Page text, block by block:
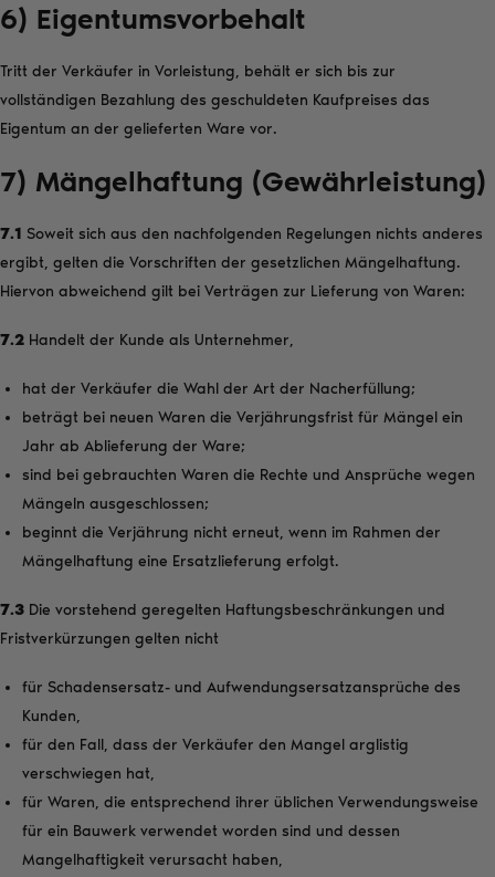
6) Eigentumsvorbehalt
Tritt der Verkäufer in Vorleistung, behält er sich bis zur
vollständigen Bezahlung des geschuldeten Kaufpreises das
Eigentum an der gelieferten Ware vor.
7) Mängelhaftung (Gewährleistung)
7.1 Soweit sich aus den nachfolgenden Regelungen nichts anderes
ergibt, gelten die Vorschriften der gesetzlichen Mängelhaftung.
Hiervon abweichend gilt bei Verträgen zur Lieferung von Waren:
7.2 Handelt der Kunde als Unternehmer,
hat der Verkäufer die Wahl der Art der Nacherfüllung;
beträgt bei neuen Waren die Verjährungsfrist für Mängel ein
Jahr ab Ablieferung der Ware;
sind bei gebrauchten Waren die Rechte und Ansprüche wegen
Mängeln ausgeschlossen;
beginnt die Verjährung nicht erneut, wenn im Rahmen der
Mängelhaftung eine Ersatzlieferung erfolgt.
7.3 Die vorstehend geregelten Haftungsbeschränkungen und
Fristverkürzungen gelten nicht
für Schadensersatz- und Aufwendungsersatzansprüche des
Kunden,
für den Fall, dass der Verkäufer den Mangel arglistig
verschwiegen hat,
für Waren, die entsprechend ihrer üblichen Verwendungsweise
für ein Bauwerk verwendet worden sind und dessen
Mangelhaftigkeit verursacht haben,